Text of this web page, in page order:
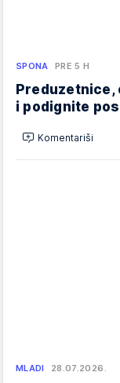
SPONA PRE 5 H
Preduzetnice,
i podignite
Komentariši
MLADI 28.07.2026.